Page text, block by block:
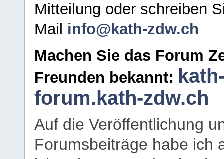
Mitteilung oder schreiben
Mail info@kath-zdw.ch
Machen Sie das Forum
Freunden bekannt:
forum.kath-zdw.ch
Auf die Veröffentlichung
Forumsbeiträge habe ich